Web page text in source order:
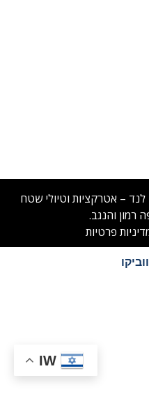
– אטרקציות וטיולי שטח
רמון והנגב.
פרטיות
ווביקו
IW